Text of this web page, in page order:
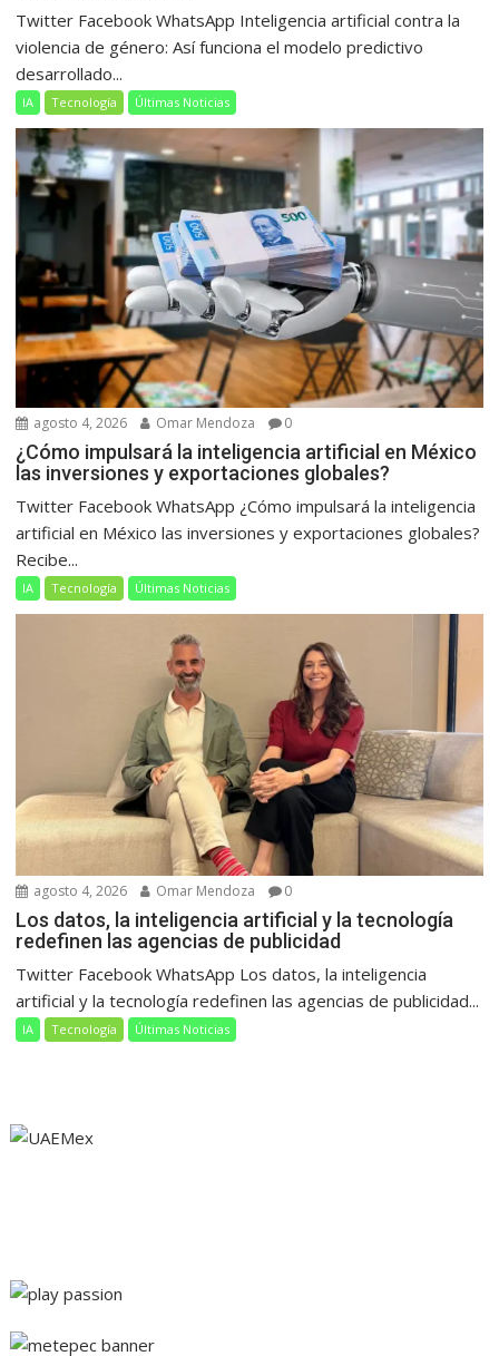
Twitter Facebook WhatsApp Inteligencia artificial contra la
violencia de género: Así funciona el modelo predictivo
desarrollado...
IA Tecnología Últimas Noticias
agosto 4, 2026 Omar Mendoza 0
¿Cómo impulsará la inteligencia artificial en México
las inversiones y exportaciones globales?
Twitter Facebook WhatsApp ¿Cómo impulsará la inteligencia
artificial en México las inversiones y exportaciones globales?
Recibe...
IA Tecnología Últimas Noticias
agosto 4, 2026 Omar Mendoza 0
Los datos, la inteligencia artificial y la tecnología
redefinen las agencias de publicidad
Twitter Facebook WhatsApp Los datos, la inteligencia
artificial y la tecnología redefinen las agencias de publicidad...
IA Tecnología Últimas Noticias